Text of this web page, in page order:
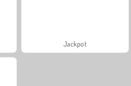
Jackpot